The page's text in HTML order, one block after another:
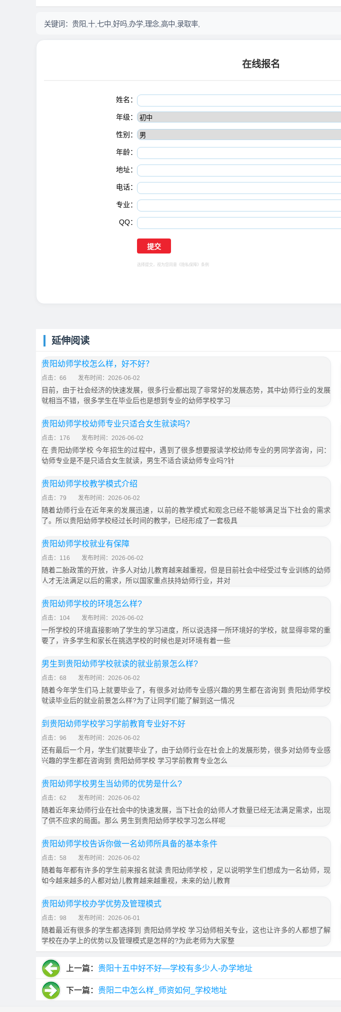
关键词： 贵阳,十,七中,好吗,办学,理念,高中,录取率,
在线报名
姓名：
年级：
性别：
年龄：
地址：
电话：
专业：
QQ：
选择提交，视为您同意 《隐私保障》 条例
延伸阅读
贵阳幼师学校怎么样，好不好？
点击：66 发布时间：2026-06-02
目前，由于社会经济的快速发展，很多行业都出现了非常好的发展态势，其中幼师行业的发展
就相当不错，很多学生在毕业后也是想到专业的幼师学校学习
贵阳幼师学校幼师专业只适合女生就读吗?
点击：176 发布时间：2026-06-02
在 贵阳幼师学校 今年招生的过程中，遇到了很多想要报读学校幼师专业的男同学咨询，问：
幼师专业是不是只适合女生就读，男生不适合读幼师专业吗?针
贵阳幼师学校教学模式介绍
点击：79 发布时间：2026-06-02
随着幼师行业在近年来的发展迅速，以前的教学模式和观念已经不能够满足当下社会的需求
了。所以贵阳幼师学校经过长时间的教学，已经形成了一套极具
贵阳幼师学校就业有保障
点击：116 发布时间：2026-06-02
随着二胎政策的开放，许多人对幼儿教育越来越重视，但是目前社会中经受过专业训练的幼师
人才无法满足以后的需求，所以国家重点扶持幼师行业，并对
贵阳幼师学校的环境怎么样?
点击：104 发布时间：2026-06-02
一所学校的环境直接影响了学生的学习进度，所以说选择一所环境好的学校，就显得非常的重
要了，许多学生和家长在挑选学校的时候也是对环境有着一些
男生到贵阳幼师学校就读的就业前景怎么样?
点击：68 发布时间：2026-06-02
随着今年学生们马上就要毕业了，有很多对幼师专业感兴趣的男生都在咨询到 贵阳幼师学校
就读毕业后的就业前景怎么样?为了让同学们能了解到这一情况
到贵阳幼师学校学习学前教育专业好不好
点击：96 发布时间：2026-06-02
还有最后一个月，学生们就要毕业了，由于幼师行业在社会上的发展形势，很多对幼师专业感
兴趣的学生都在咨询到 贵阳幼师学校 学习学前教育专业怎么
贵阳幼师学校男生当幼师的优势是什么?
点击：62 发布时间：2026-06-02
随着近年来幼师行业在社会中的快速发展，当下社会的幼师人才数量已经无法满足需求，出现
了供不应求的局面。那么 男生到贵阳幼师学校学习怎么样呢
贵阳幼师学校告诉你做一名幼师所具备的基本条件
点击：58 发布时间：2026-06-02
随着每年都有许多的学生前来报名就读 贵阳幼师学校 ，足以说明学生们想成为一名幼师，现
如今越来越多的人都对幼儿教育越来越重视，未来的幼儿教育
贵阳幼师学校办学优势及管理模式
点击：98 发布时间：2026-06-01
随着最近有很多的学生都选择到 贵阳幼师学校 学习幼师相关专业，这也让许多的人都想了解
学校在办学上的优势以及管理模式是怎样的?为此老师为大家整
上一篇： 贵阳十五中好不好—学校有多少人-办学地址
下一篇： 贵阳二中怎么样_师资如何_学校地址